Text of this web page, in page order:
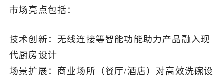
市场亮点包括：
技术创新：无线连接等智能功能助力产品融入现
代厨房设计
场景扩展：商业场所（餐厅/酒店）对高效洗碗设